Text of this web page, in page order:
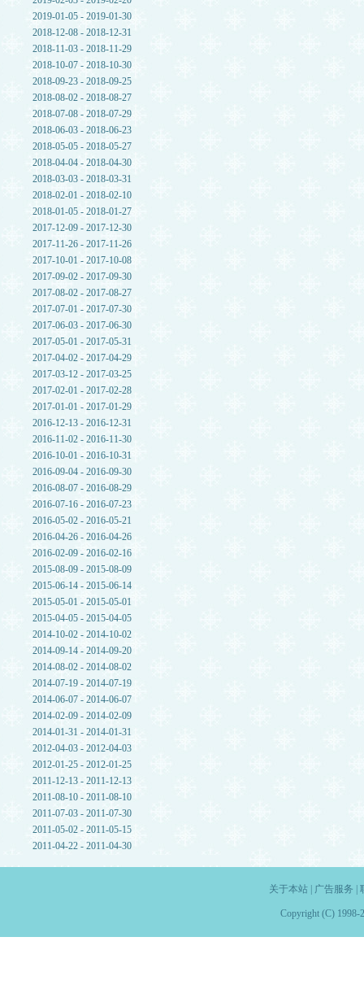
2019-01-05 - 2019-01-30
2018-12-08 - 2018-12-31
2018-11-03 - 2018-11-29
2018-10-07 - 2018-10-30
2018-09-23 - 2018-09-25
2018-08-02 - 2018-08-27
2018-07-08 - 2018-07-29
2018-06-03 - 2018-06-23
2018-05-05 - 2018-05-27
2018-04-04 - 2018-04-30
2018-03-03 - 2018-03-31
2018-02-01 - 2018-02-10
2018-01-05 - 2018-01-27
2017-12-09 - 2017-12-30
2017-11-26 - 2017-11-26
2017-10-01 - 2017-10-08
2017-09-02 - 2017-09-30
2017-08-02 - 2017-08-27
2017-07-01 - 2017-07-30
2017-06-03 - 2017-06-30
2017-05-01 - 2017-05-31
2017-04-02 - 2017-04-29
2017-03-12 - 2017-03-25
2017-02-01 - 2017-02-28
2017-01-01 - 2017-01-29
2016-12-13 - 2016-12-31
2016-11-02 - 2016-11-30
2016-10-01 - 2016-10-31
2016-09-04 - 2016-09-30
2016-08-07 - 2016-08-29
2016-07-16 - 2016-07-23
2016-05-02 - 2016-05-21
2016-04-26 - 2016-04-26
2016-02-09 - 2016-02-16
2015-08-09 - 2015-08-09
2015-06-14 - 2015-06-14
2015-05-01 - 2015-05-01
2015-04-05 - 2015-04-05
2014-10-02 - 2014-10-02
2014-09-14 - 2014-09-20
2014-08-02 - 2014-08-02
2014-07-19 - 2014-07-19
2014-06-07 - 2014-06-07
2014-02-09 - 2014-02-09
2014-01-31 - 2014-01-31
2012-04-03 - 2012-04-03
2012-01-25 - 2012-01-25
2011-12-13 - 2011-12-13
2011-08-10 - 2011-08-10
2011-07-03 - 2011-07-30
2011-05-02 - 2011-05-15
2011-04-22 - 2011-04-30
关于本站| 广告服务
Copyright (C) 1998-